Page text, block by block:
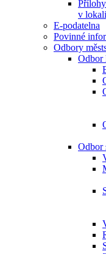
v
E-podatelna
Povinné
Odbory
Odbor
Odbor